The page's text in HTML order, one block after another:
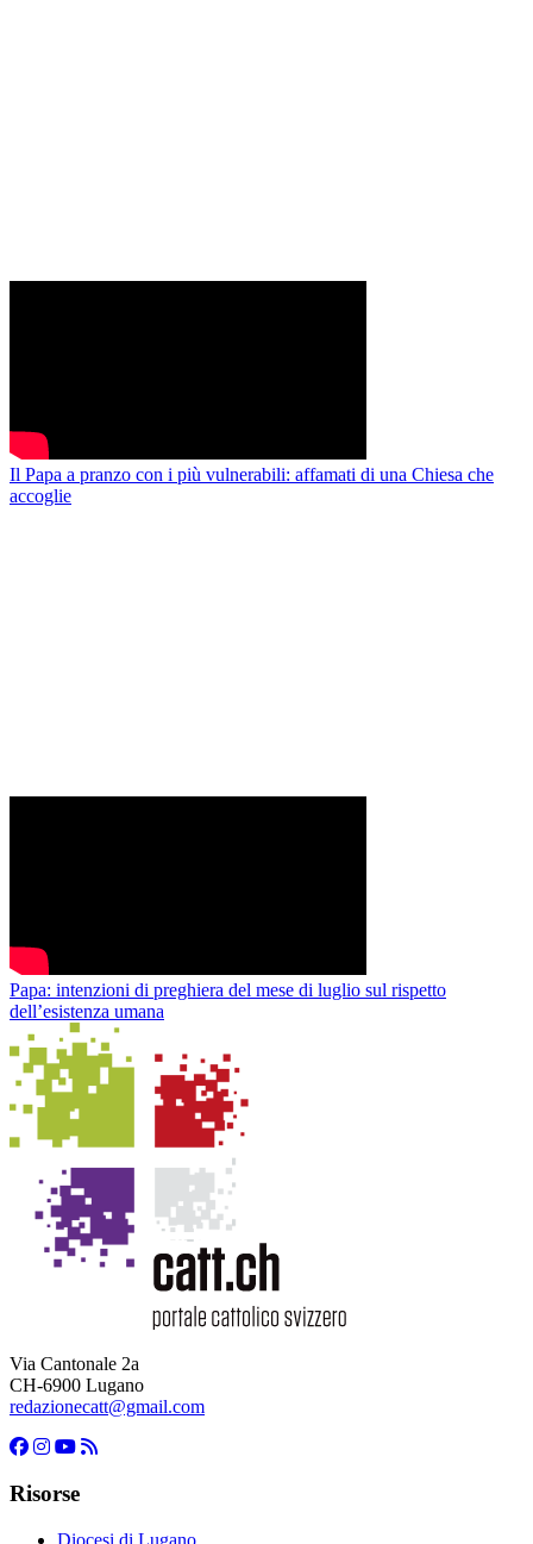
Il Papa a pranzo con i più vulnerabili: affamati di una Chiesa che
accoglie
Papa: intenzioni di preghiera del mese di luglio sul rispetto
dell’esistenza umana
Via Cantonale 2a
CH-6900 Lugano
redazionecatt@gmail.com
Risorse
Diocesi di Lugano